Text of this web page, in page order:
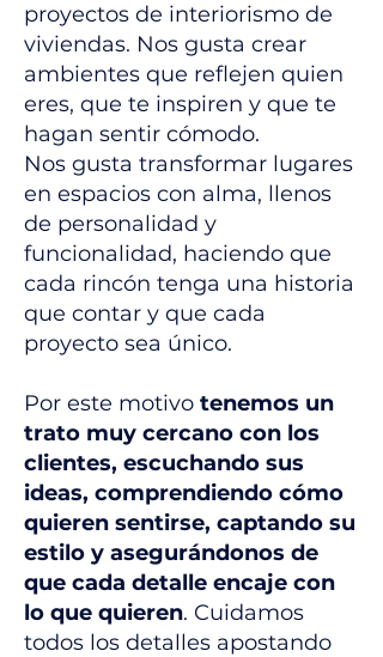
proyectos de interiorismo de
viviendas. Nos gusta crear
ambientes que reflejen quien
eres, que te inspiren y que te
hagan sentir cómodo.
Nos gusta transformar lugares
en espacios con alma, llenos
de personalidad y
funcionalidad, haciendo que
cada rincón tenga una historia
que contar y que cada
proyecto sea único.
Por este motivo tenemos un
trato muy cercano con los
clientes, escuchando sus
ideas, comprendiendo cómo
quieren sentirse, captando su
estilo y asegurándonos de
que cada detalle encaje con
lo que quieren. Cuidamos
todos los detalles apostando